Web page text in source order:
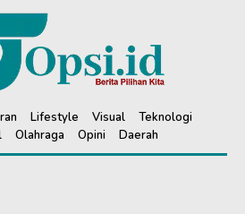
Lifestyle Visual
Teknologi
Olahraga Opini Daerah